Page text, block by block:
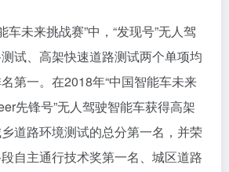
车未来挑战赛”中，“发现号”无人驾
试、高架快速道路测试两个单项均
第一。在2018年“中国智能车未来
先锋号”无人驾驶智能车获得高架
道路环境测试的总分第一名，并荣
自主通行技术奖第一名、城区道路